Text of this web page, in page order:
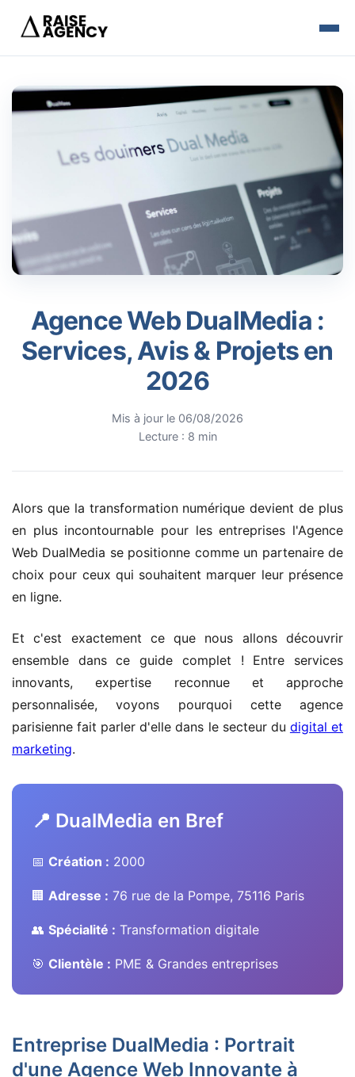
Agence Web DualMedia :
Services, Avis & Projets en
2026
Mis à jour le 06/08/2026
Lecture : 8 min
Alors que la transformation numérique devient de plus
en plus incontournable pour les entreprises l'Agence
Web DualMedia se positionne comme un partenaire de
choix pour ceux qui souhaitent marquer leur présence
en ligne.
Et c'est exactement ce que nous allons découvrir
ensemble dans ce guide complet ! Entre services
innovants, expertise reconnue et approche
personnalisée, voyons pourquoi cette agence
parisienne fait parler d'elle dans le secteur du digital et
marketing.
📍 DualMedia en Bref
📅 Création : 2000
🏢 Adresse : 76 rue de la Pompe, 75116 Paris
👥 Spécialité : Transformation digitale
🎯 Clientèle : PME & Grandes entreprises
Entreprise DualMedia : Portrait
d'une Agence Web Innovante à